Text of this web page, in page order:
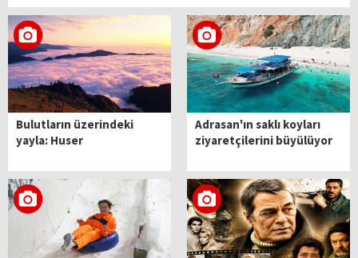
Bulutların üzerindeki
yayla: Huser
Adrasan'ın saklı koyları
ziyaretçilerini büyülüyor